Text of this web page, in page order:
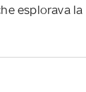
esplorava